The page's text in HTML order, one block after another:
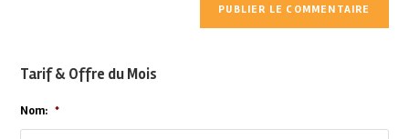
Tarif & Offre du Mois
Nom: *